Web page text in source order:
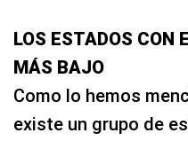
LOS ESTADOS CON
MÁS BAJO
Como lo hemos
existe un grupo de